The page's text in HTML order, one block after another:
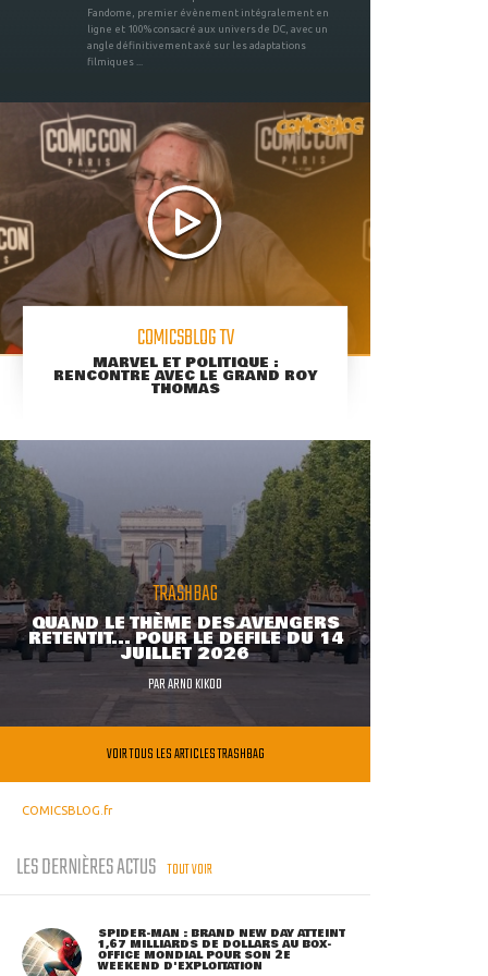
Fandome, premier évènement intégralement en
ligne et 100% consacré aux univers de DC, avec un
angle définitivement axé sur les adaptations
filmiques ...
COMICSBLOG TV
MARVEL ET POLITIQUE :
RENCONTRE AVEC LE GRAND ROY
THOMAS
TRASHBAG
QUAND LE THÈME DES AVENGERS
RETENTIT... POUR LE DÉFILÉ DU 14
JUILLET 2026
PARARNO KIKOO
VOIR TOUS LES ARTICLES TRASHBAG
COMICSBLOG.fr
LES DERNIÈRES ACTUS TOUT VOIR
SPIDER-MAN : BRAND NEW DAY ATTEINT
1,67 MILLIARDS DE DOLLARS AU BOX-
OFFICE MONDIAL POUR SON 2E
WEEKEND D'EXPLOITATION